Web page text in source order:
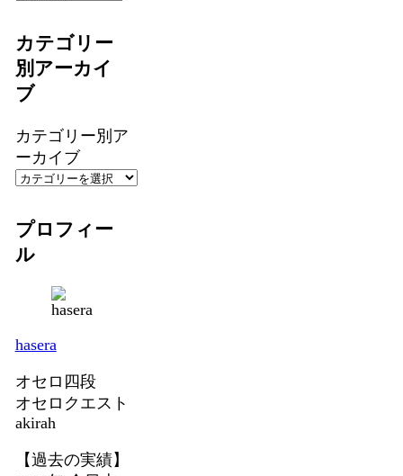
カテゴリー
別アーカイ
ブ
カテゴリー別ア
ーカイブ
プロフィー
ル
hasera
オセロ四段
オセロクエスト
akirah
【過去の実績】